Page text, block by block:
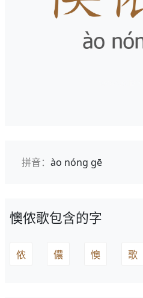
拼音： ào nóng gē
懊侬歌包含的字
侬 儂 懊 歌